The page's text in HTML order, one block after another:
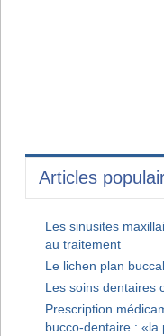
Articles
Les sinusites
au traitement
Le lichen plan
Les soins dentaires
Prescription
bucco-dentaire : «la